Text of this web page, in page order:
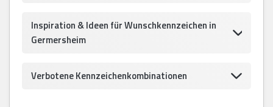
Inspiration & Ideen für Wunschkennzeichen in
Germersheim
Verbotene Kennzeichenkombinationen